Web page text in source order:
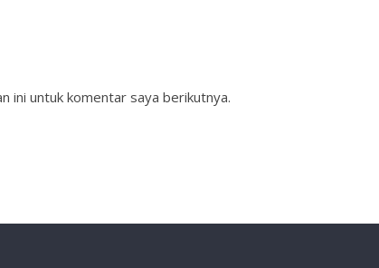
ini untuk komentar saya berikutnya.